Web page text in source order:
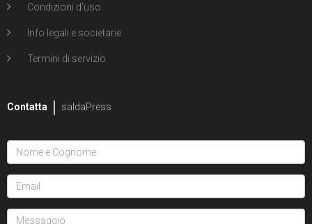
Condizioni d'uso
Info legali e societarie
Termini di servizio
Contatta saldaPress